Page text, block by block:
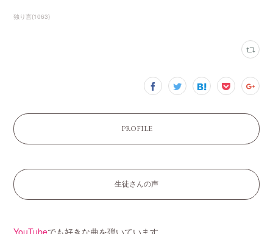
独り言(1063)
PROFILE
生徒さんの声